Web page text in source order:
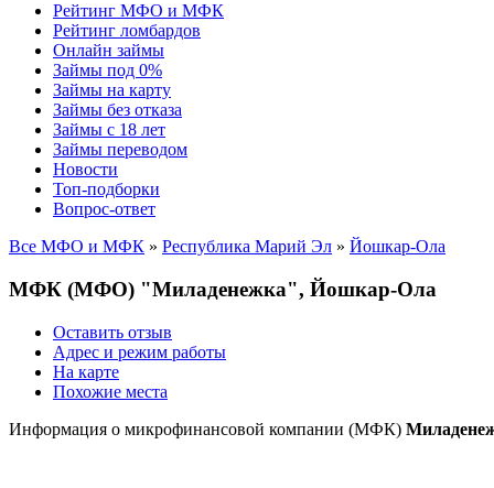
Рейтинг МФО и МФК
Рейтинг ломбардов
Онлайн займы
Займы под 0%
Займы на карту
Займы без отказа
Займы с 18 лет
Займы переводом
Новости
Топ-подборки
Вопрос-ответ
Все МФО и МФК » Республика Марий Эл » Йошкар-Ола
МФК (МФО) "Миладенежка", Йошкар-Ола
Оставить отзыв
Адрес и режим работы
На карте
Похожие места
Информация о микрофинансовой компании (МФК)